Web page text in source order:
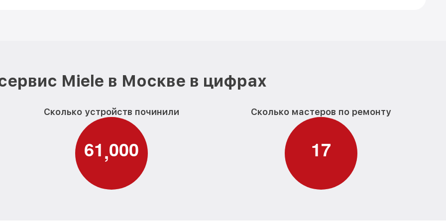
Miele в Москве в цифрах
Сколько устройств починили
61,000
Сколько мастеров по ремонту
17